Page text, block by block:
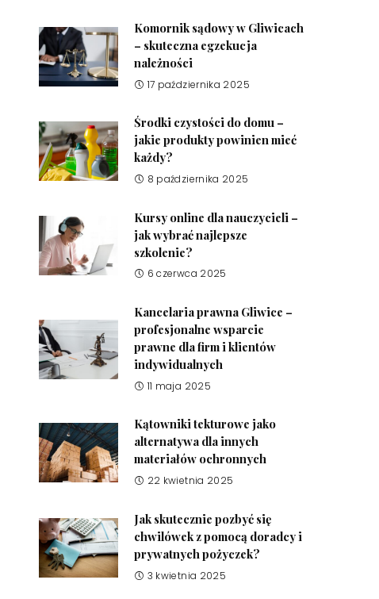
Komornik sądowy w Gliwicach
– skuteczna egzekucja
należności
17 października 2025
Środki czystości do domu –
jakie produkty powinien mieć
każdy?
8 października 2025
Kursy online dla nauczycieli –
jak wybrać najlepsze
szkolenie?
6 czerwca 2025
Kancelaria prawna Gliwice –
profesjonalne wsparcie
prawne dla firm i klientów
indywidualnych
11 maja 2025
Kątowniki tekturowe jako
alternatywa dla innych
materiałów ochronnych
22 kwietnia 2025
Jak skutecznie pozbyć się
chwilówek z pomocą doradcy i
prywatnych pożyczek?
3 kwietnia 2025